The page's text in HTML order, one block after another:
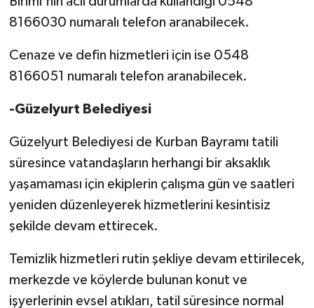
8166030 numaralı telefon aranabilecek.
Cenaze ve defin hizmetleri için ise 0548
8166051 numaralı telefon aranabilecek.
-Güzelyurt Belediyesi
Güzelyurt Belediyesi de Kurban Bayramı tatili
süresince vatandaşların herhangi bir aksaklık
yaşamaması için ekiplerin çalışma gün ve saatleri
yeniden düzenleyerek hizmetlerini kesintisiz
şekilde devam ettirecek.
Temizlik hizmetleri rutin şekliye devam ettirilecek,
merkezde ve köylerde bulunan konut ve
işyerlerinin evsel atıkları, tatil süresince normal